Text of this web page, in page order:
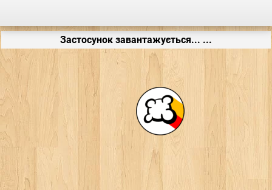
Застосунок завантажується... ...